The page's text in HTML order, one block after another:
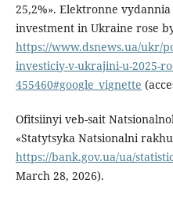
25,2%». Elektronne
investment in Ukraine rose
https://www.dsnews.ua/ukr/
investiciy-v-ukrajini-u-2025-
455460#google_vignette
Ofitsiinyi veb-sait
«Statytsyka Natsionalni
https://bank.gov.ua/ua/
March 28, 2026).